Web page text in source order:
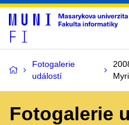
Fotogalerie
událostí
Fotogalerie